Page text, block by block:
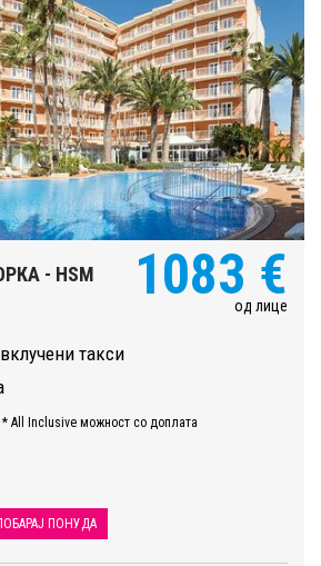
- HSM
1083 €
од лице
такси
* All Inclusive можност со доплата
ПОНУДА